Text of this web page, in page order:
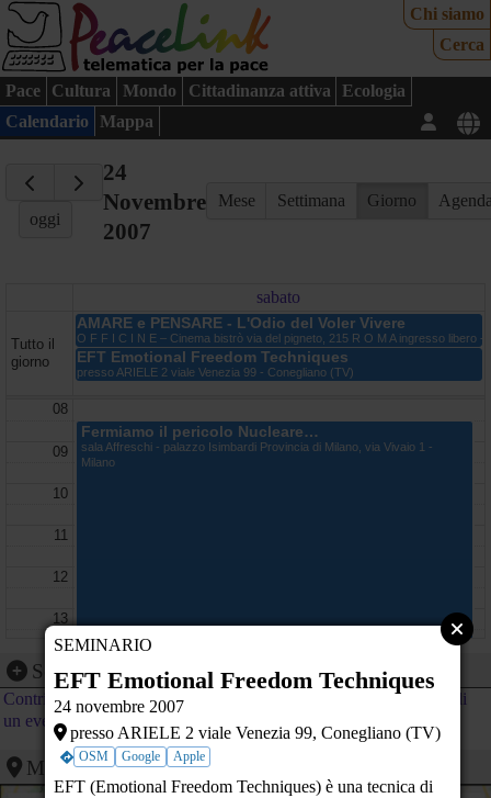
Chi siamo
Cerca
Pace Cultura Mondo Cittadinanza attiva
Ecologia
Calendario
Mappa
oggi
24
Novembre
2007
Mese Settimana Giorno
sabato
Tutto il
giorno
AMARE e PENSARE - L'Odio del Voler Vivere
O F F I C I N E – Cinema bistrò via del pigneto, 215 R O M A ingresso libero -
EFT Emotional Freedom Techniques
presso ARIELE 2 viale Venezia 99 - Conegliano (TV)
08
09
10
11
12
13
15
16
17
Fermiamo il pericolo Nucleare…
sala Affreschi - palazzo Isimbardi Provincia di Milano, via Vivaio 1 -
Milano
EMERGENCY, Incontro pubblico a Taranto
Sala degli Specchi- Palazzo di Città - Taranto (TA)
Segnalazione evento
Contribuisci al calendario di PeaceLink inviando la segnalazione di
un evento
Mappa
SEMINARIO
EFT Emotional Freedom Techniques
24 novembre 2007
presso ARIELE 2 viale Venezia 99, Conegliano (TV)
OSM Google Apple
EFT (Emotional Freedom Techniques) è una tecnica di